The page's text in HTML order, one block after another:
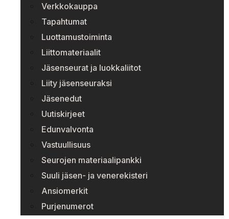
Verkkokauppa
Tapahtumat
Luottamustoiminta
Liittomateriaalit
Jäsenseurat ja luokkaliitot
Liity jäsenseuraksi
Jäsenedut
Uutiskirjeet
Edunvalvonta
Vastuullisuus
Seurojen materiaalipankki
Suuli jäsen- ja venerekisteri
Ansiomerkit
Purjenumerot